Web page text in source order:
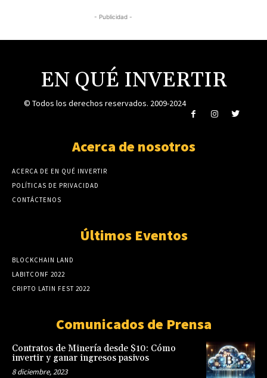
- Publicidad -
EN QUÉ INVERTIR
© Todos los derechos reservados. 2009-2024
Acerca de nosotros
ACERCA DE EN QUÉ INVERTIR
POLÍTICAS DE PRIVACIDAD
CONTÁCTENOS
Últimos Eventos
BLOCKCHAIN LAND
LABITCONF 2022
CRIPTO LATIN FEST 2022
Comunicados de Prensa
Contratos de Minería desde $10: Cómo
invertir y ganar ingresos pasivos
8 diciembre, 2023